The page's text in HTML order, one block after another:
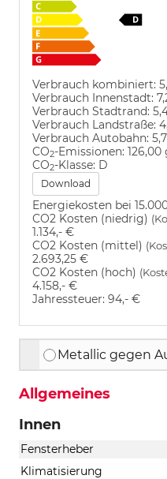
Verbrauch kombiniert:
Verbrauch Innenstadt:
Verbrauch Stadtrand:
Verbrauch Landstraße:
Verbrauch Autobahn:
CO2-Emissionen:
CO2-Klasse: D
Download
Energiekosten bei
CO2 Kosten (niedrig)
1.134,- €
CO2 Kosten (mittel)
2.693,25 €
CO2 Kosten (hoch)
4.158,- €
Jahressteuer: 94,- €
Metallic gegen
Allgemeines
Innen
Fensterheber
Klimatisierung